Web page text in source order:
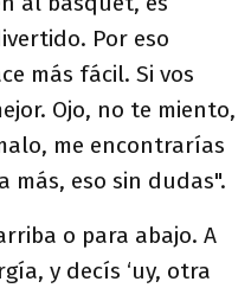
Por eso
más fácil. Si vos
Ojo, no te miento,
me encontrarías
más, eso sin dudas".
o para abajo. A
y decís ‘uy, otra